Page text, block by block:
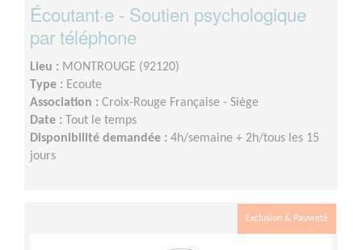
Écoutant·e - Soutien psychologique
par téléphone
Lieu : MONTROUGE (92120)
Type : Ecoute
Association : Croix-Rouge Française - Siège
Date : Tout le temps
Disponibilité demandée : 4h/semaine + 2h/tous les 15
jours
Exclusion & Pauvreté